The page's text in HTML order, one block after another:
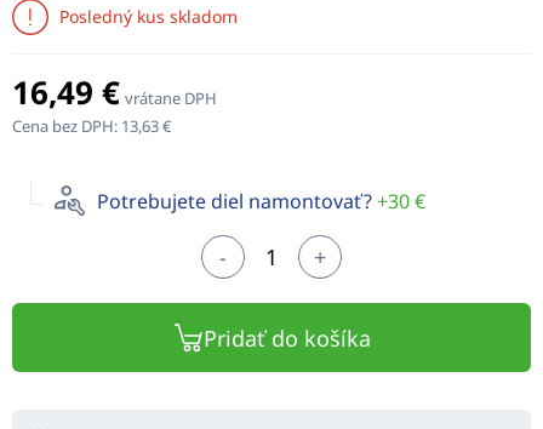
Posledný kus skladom
16,49 € vrátane DPH
Cena bez DPH: 13,63 €
Potrebujete diel namontovať?+30 €
- +
Pridať do košíka